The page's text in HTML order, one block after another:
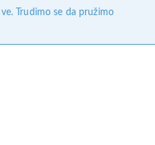
Trudimo se da pružimo